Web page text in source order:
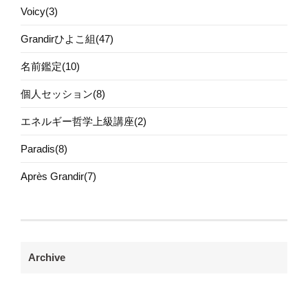
Voicy(3)
Grandirひよこ組(47)
名前鑑定(10)
個人セッション(8)
エネルギー哲学上級講座(2)
Paradis(8)
Après Grandir(7)
Archive